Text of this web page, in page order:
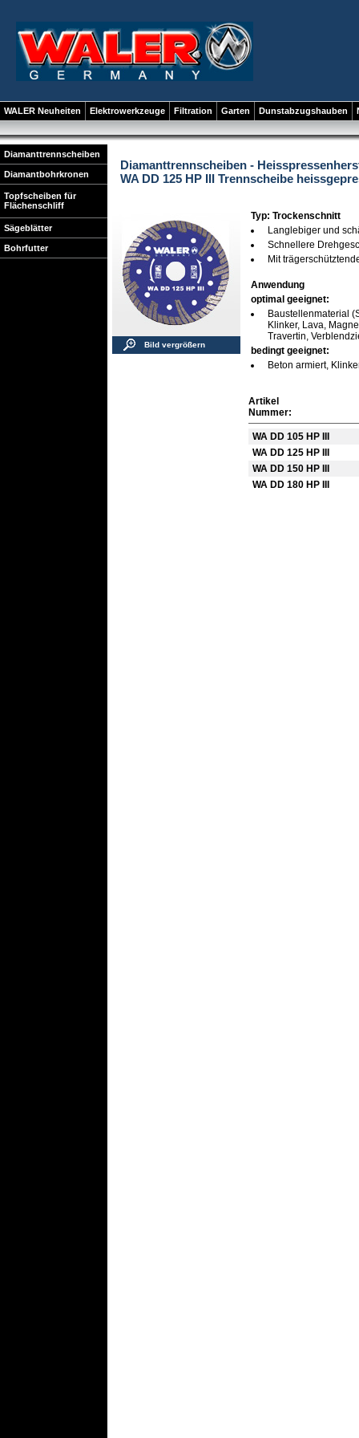
WALER Neuheiten Elektrowerkzeuge Filtration Garten Dunstabzugshauben
Diamanttrennscheiben
Diamantbohrkronen
Topfscheiben für
Flächenschliff
Sägeblätter
Bohrfutter
Diamanttrennscheiben -
WA DD 125 HP III Trennscheibe
Bild vergrößern
Typ: Trockenschnitt
Langlebiger und
Schnellere
Mit
Anwendung
optimal geeignet:
Baustellenmaterial
Klinker, Lava,
Travertin,
bedingt geeignet:
Beton armiert,
Artikel
Nummer:
WA DD 105 HP III
WA DD 125 HP III
WA DD 150 HP III
WA DD 180 HP III